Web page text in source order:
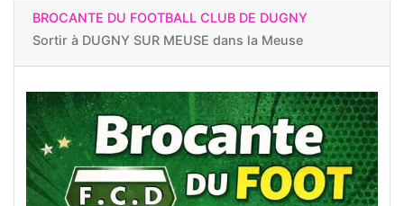
BROCANTE DU FOOTBALL CLUB DE DUGNY
Sortir à DUGNY SUR MEUSE dans la Meuse